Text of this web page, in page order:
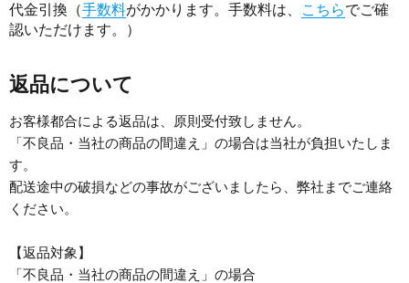
代金引換（手数料がかかります。手数料は、 こちらでご確
認いただけます。）
返品について
お客様都合による返品は、原則受付致しません。
「不良品・当社の商品の間違え」の場合は当社が負担いたしま
す。
配送途中の破損などの事故がございましたら、弊社までご連絡
ください。
【返品対象】
「不良品・当社の商品の間違え」の場合